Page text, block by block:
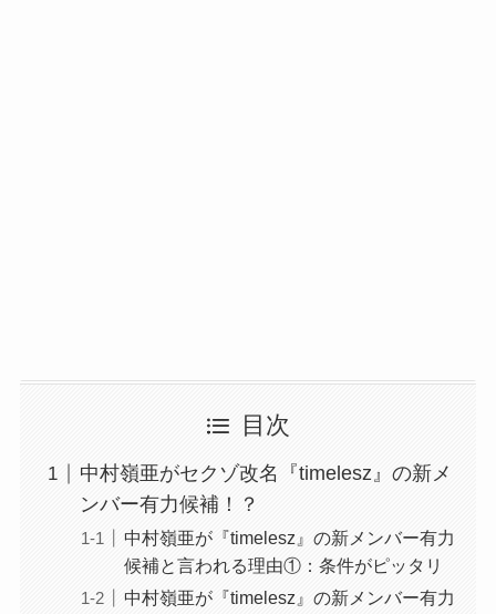
目次
中村嶺亜がセクゾ改名『timelesz』の新メ
ンバー有力候補！？
中村嶺亜が『timelesz』の新メンバー有力
候補と言われる理由①：条件がピッタリ
中村嶺亜が『timelesz』の新メンバー有力